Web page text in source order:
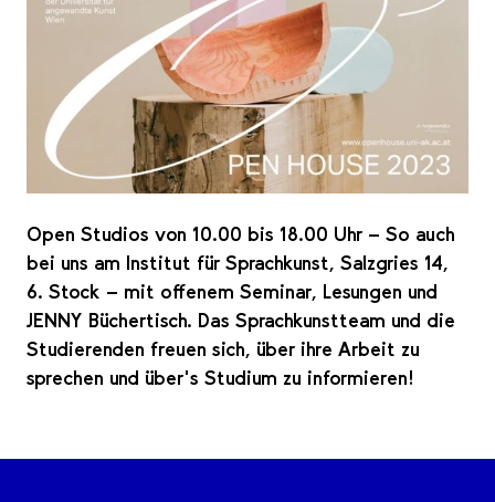
Open Studios von 10.00 bis 18.00 Uhr - So auch
bei uns am Institut für Sprachkunst, Salzgries 14,
6. Stock - mit offenem Seminar, Lesungen und
JENNY Büchertisch. Das Sprachkunstteam und die
Studierenden freuen sich, über ihre Arbeit zu
sprechen und über's Studium zu informieren!